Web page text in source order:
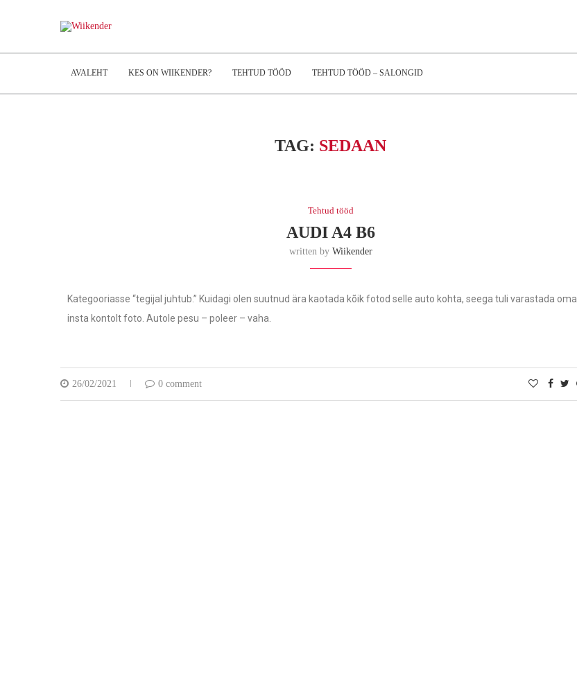
AVALEHT KES ON WIIKENDER? TEHTUD TÖÖD TEHTUD TÖÖD – SALONGID
TAG: SEDAAN
Tehtud tööd
AUDI A4 B6
written by Wiikender
Kategooriasse “tegijal juhtub.” Kuidagi olen suutnud ära kaotada kõik fotod selle auto kohta, seega tuli varastada oma
insta kontolt foto. Autole pesu – poleer – vaha.
26/02/2021 0 comment